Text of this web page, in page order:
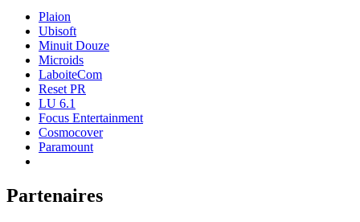
Plaion
Ubisoft
Minuit Douze
Microids
LaboiteCom
Reset PR
LU 6.1
Focus Entertainment
Cosmocover
Paramount
Partenaires